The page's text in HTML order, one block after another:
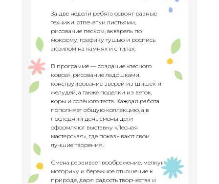
За две недели ребята освоят разные
техники: отпечатки листьями,
рисование песком, акварель по
мокрому, графику тушью и роспись
акрилом на камнях и спилах.
В программе — создание «лесного
ковра», рисование ладошками,
конструирование зверей из шишек и
желудей, а также поделки из веток,
коры и солёного теста. Каждая работа
пополняет общую коллекцию, а в
последний день смены дети
оформляют выставку «Лесная
мастерская», где показывают свои
лучшие творения.
Смена развивает воображение, мелкую
моторику и бережное отношение к
природе, даря радость творчества и